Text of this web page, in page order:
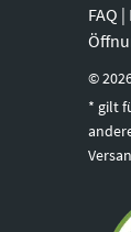
FAQ
©
* gilt